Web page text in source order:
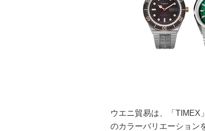
ウエニ貿易は、「TIMEX
のカラーバリエーション